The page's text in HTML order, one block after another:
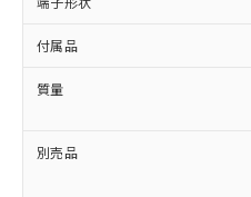
付属品
質量
別売品
オムロン制御
販売ネ
在庫状況および
事前の承諾な
示しないようお
マイパーツ機
ビス）をご利
適用除外項目は除く。
フタル酸エステル類の４
図的な使用がないことを確
部品在庫の切り替え
月が前後することが
「ｅ」：有害物質（
準値以下であること
「10」：通常の使用
質が外部に漏えいし
ル、化学兵器
武器並びにこ
当社は、貴社製
場合は、上記1
該第三者に通
販売先および
法に輸出する
在庫なし(
いては、
たはお客
機器販売
受注生産
情報を公